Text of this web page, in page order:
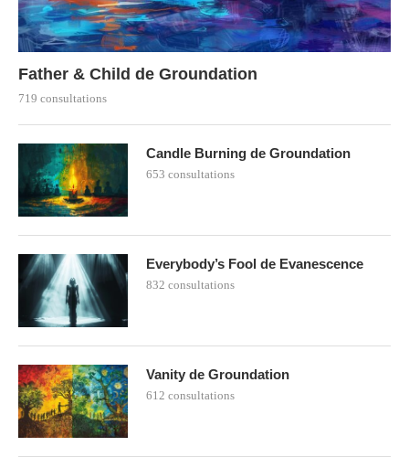
Father & Child de Groundation
719 consultations
Candle Burning de Groundation
653 consultations
Everybody’s Fool de Evanescence
832 consultations
Vanity de Groundation
612 consultations